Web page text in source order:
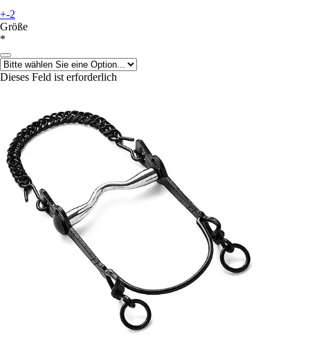
+-2
Größe
*
Dieses Feld ist erforderlich